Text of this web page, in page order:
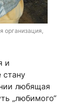
организация,
и
стану
любящая
„любимого“